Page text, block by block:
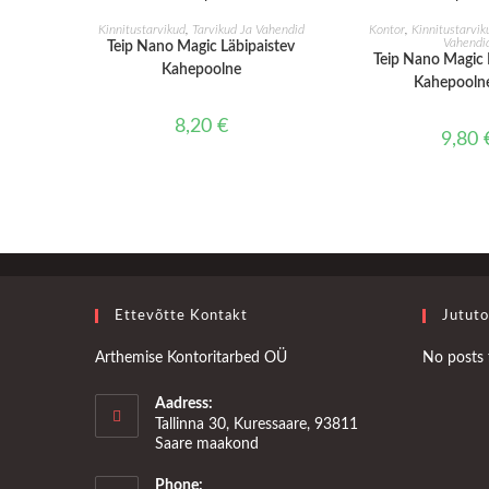
LISA KORVI
Kinnitustarvikud, Tarvikud Ja Vahendid
Teip Nano Magic Läbipaistev
Kahepoolne
8,20 €
LISA
Kontor
Teip Nano
9,80
Ettevõtte Kontakt
Arthemise Kontoritarbed OÜ
Aadress:
Tallinna 30, Kuressaare, 93811
Saare maakond
Phone:
No posts